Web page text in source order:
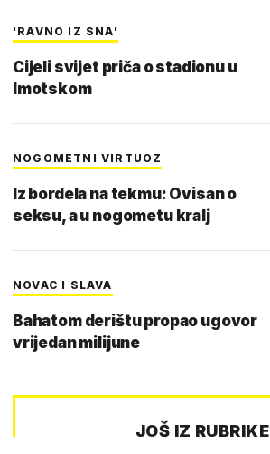
'RAVNO IZ SNA'
Cijeli svijet priča o stadionu u
Imotskom
NOGOMETNI VIRTUOZ
Iz bordela na tekmu: Ovisan o
seksu, a u nogometu kralj
NOVAC I SLAVA
Bahatom derištu propao ugovor
vrijedan milijune
JOŠ IZ RUBRIKE